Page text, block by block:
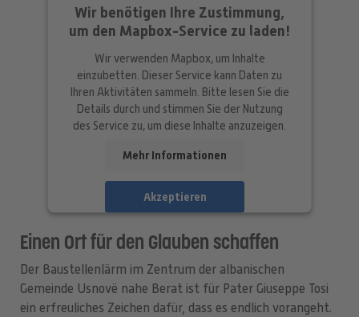
Wir benötigen Ihre Zustimmung,
um den Mapbox-Service zu laden!
Wir verwenden Mapbox, um Inhalte
einzubetten. Dieser Service kann Daten zu
Ihren Aktivitäten sammeln. Bitte lesen Sie die
Details durch und stimmen Sie der Nutzung
des Service zu, um diese Inhalte anzuzeigen.
Mehr Informationen
Akzeptieren
Management Platform
Einen Ort für den Glauben schaffen
Der Baustellenlärm im Zentrum der albanischen
Gemeinde Usnovë nahe Berat ist für Pater Giuseppe Tosi
ein erfreuliches Zeichen dafür, dass es endlich vorangeht.